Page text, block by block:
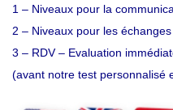
1 – Niveaux pour la
2 – Niveaux pour les
3 – RDV – Evaluation
(avant notre test personnalisé